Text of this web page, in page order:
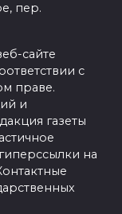
пер.
сайте
с
праве.
и
газеты
на